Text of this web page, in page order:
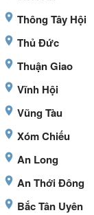
Thông Tây Hội
Thủ Đức
Thuận Giao
Vĩnh Hội
Vũng Tàu
Xóm Chiếu
An Long
An Thới Đông
Bắc Tân Uyên